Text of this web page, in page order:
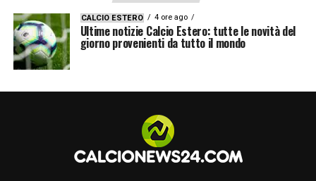
CALCIO ESTERO 4 ore ago
Ultime notizie Calcio Estero: tutte le novità del
giorno provenienti da tutto il mondo